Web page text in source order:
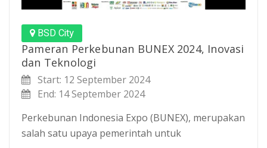
BSD City
Pameran Perkebunan BUNEX 2024, Inovasi
dan Teknologi
Start: 12 September 2024
End: 14 September 2024
Perkebunan Indonesia Expo (BUNEX), merupakan
salah satu upaya pemerintah untuk